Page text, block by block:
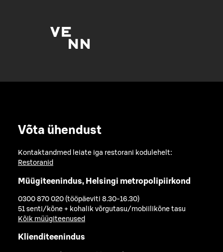
Võta ühendust
Kontaktandmed leiate iga restorani kodulehelt:
Restoranid
Müügiteenindus, Helsingi metropolipiirkond
0300 870 020 (tööpäeviti 8.30-16.30)
51 senti/kõne + kohalik võrgutasu/mobiilikõne tasu
Kõik müügiteenused
Klienditeenindus